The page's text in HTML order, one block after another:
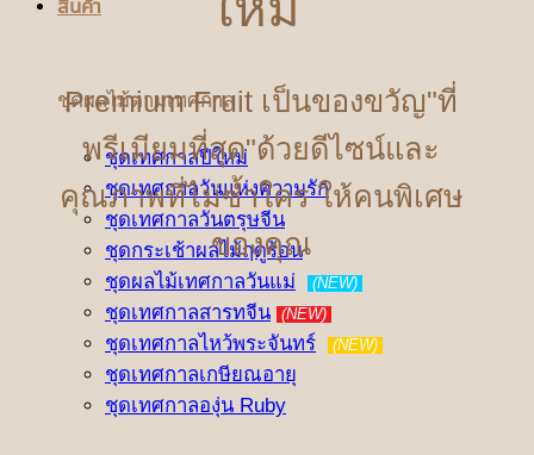
สินค้า
ชุดผลไม้ตามเทศกาล
ชุดเทศกาลปีใหม่
ชุดเทศกาลวันแห่งความรัก
ชุดเทศกาลวันตรุษจีน
ชุดกระเช้าผลไม้ฤดูร้อน
ชุดผลไม้เทศกาลวันแม่
(NEW)
ชุดเทศกาลสารทจีน (NEW)
ชุดเทศกาลไหว้พระจันทร์ (NEW)
ชุดเทศกาลเกษียณอายุ
ชุดเทศกาลองุ่น Ruby
Premium Fruit เป็นของขวัญ"ที่
พรีเมียมที่สุด"ด้วยดีไซน์และ
คุณภาพที่ไม่ซ้ำใคร ให้คนพิเศษ
ของคุณ